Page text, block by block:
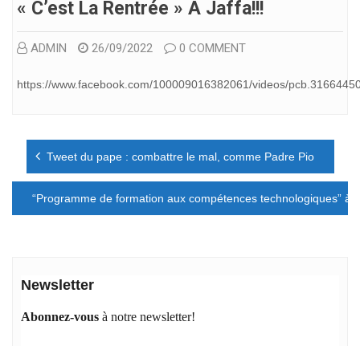
« C’est La Rentrée » À Jaffa!!!
ADMIN 26/09/2022 0 COMMENT
https://www.facebook.com/100009016382061/videos/
Navigation
l’article
Tweet du pape : combattre le mal, comme Padre Pio
“Programme de formation aux compétences technologiques” à
Newsletter
Abonnez-vous à notre newsletter!